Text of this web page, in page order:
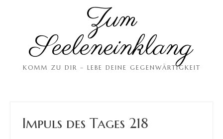
Zum
Seeleneinklang
KOMM ZU DIR – LEBE DEINE GEGENWÄRTIGKEIT
Impuls des Tages 218